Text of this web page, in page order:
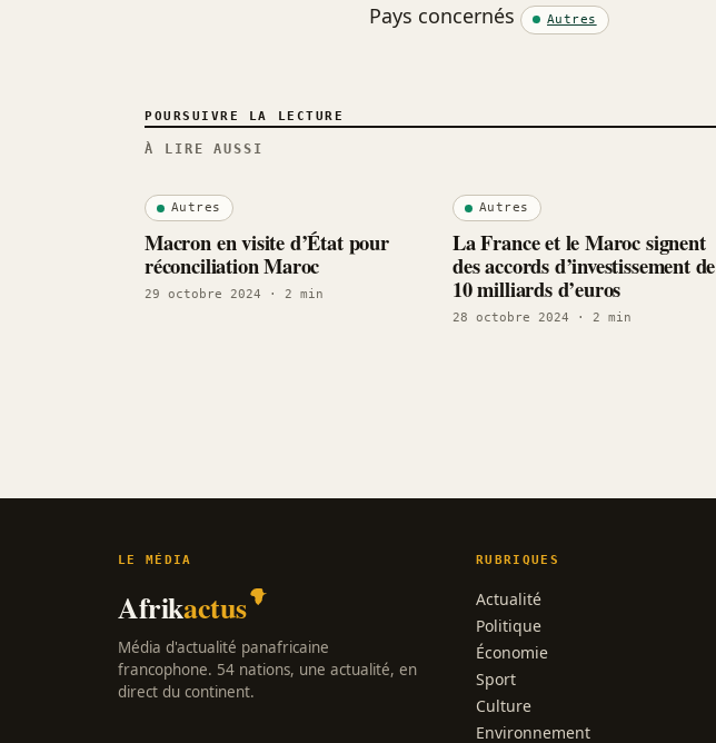
Pays concernés Autres
POURSUIVRE LA LECTURE
À LIRE AUSSI
Autres
Macron en visite d’État pour
réconciliation Maroc
29 octobre 2024 · 2 min
Autres
La France et le Maroc signent
des accords d’investissement de
10 milliards d’euros
28 octobre 2024 · 2 min
LE MÉDIA
Afrikactus
Média d'actualité panafricaine
francophone. 54 nations, une actualité, en
direct du continent.
RUBRIQUES
Actualité
Politique
Économie
Sport
Culture
Environnement